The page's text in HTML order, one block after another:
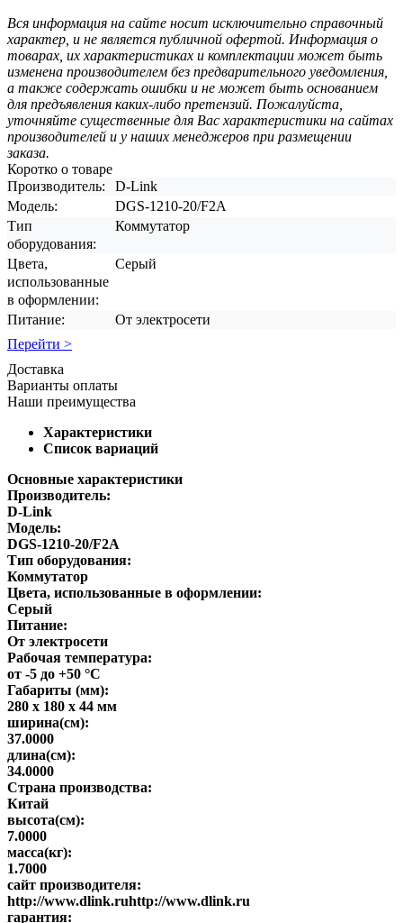
Вся информация на сайте носит исключительно справочный
характер, и не является публичной офертой. Информация о
товарах, их характеристиках и комплектации может быть
изменена производителем без предварительного уведомления,
а также содержать ошибки и не может быть основанием
для предъявления каких-либо претензий. Пожалуйста,
уточняйте существенные для Вас характеристики на сайтах
производителей и у наших менеджеров при размещении
заказа.
Коротко о товаре
Производитель:
D-Link
Модель:
DGS-1210-20/F2A
Тип
оборудования:
Коммутатор
Цвета,
использованные
в оформлении:
Серый
Питание:
От электросети
Перейти >
Доставка
Варианты оплаты
Наши преимущества
Характеристики
Список вариаций
Основные характеристики
Производитель:
D-Link
Модель:
DGS-1210-20/F2A
Тип оборудования:
Коммутатор
Цвета, использованные в оформлении:
Серый
Питание:
От электросети
Рабочая температура:
от -5 до +50 °С
Габариты (мм):
280 x 180 x 44 мм
ширина(см):
37.0000
длина(см):
34.0000
Страна производства:
Китай
высота(см):
7.0000
масса(кг):
1.7000
сайт производителя:
http://www.dlink.ruhttp://www.dlink.ru
гарантия: